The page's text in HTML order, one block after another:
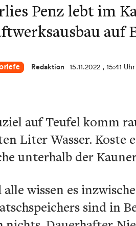
Penz lebt im
auf
Redaktion 15.11.2022 , 15:41 Uhr
auf Teufel komm
Liter Wasser. Koste
unterhalb der
wissen es
sind in